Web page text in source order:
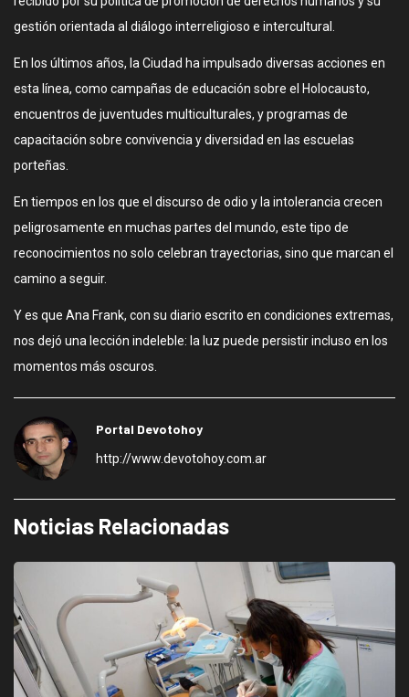
gestión orientada al diálogo interreligioso e intercultural.
En los últimos años, la Ciudad ha impulsado diversas acciones en
esta línea, como campañas de educación sobre el Holocausto,
encuentros de juventudes multiculturales, y programas de
capacitación sobre convivencia y diversidad en las escuelas
porteñas.
En tiempos en los que el discurso de odio y la intolerancia crecen
peligrosamente en muchas partes del mundo, este tipo de
reconocimientos no solo celebran trayectorias, sino que marcan el
camino a seguir.
Y es que Ana Frank, con su diario escrito en condiciones extremas,
nos dejó una lección indeleble: la luz puede persistir incluso en los
momentos más oscuros.
Portal Devotohoy
http://www.devotohoy.com.ar
Noticias Relacionadas